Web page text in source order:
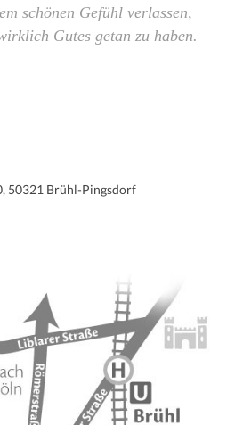
schönen Gefühl verlassen,
Gutes getan zu haben.
50321 Brühl-Pingsdorf